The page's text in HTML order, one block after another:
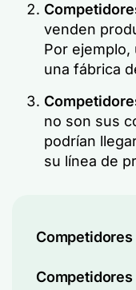
venden
Por
una fábrica
no son sus
podrían
su línea de